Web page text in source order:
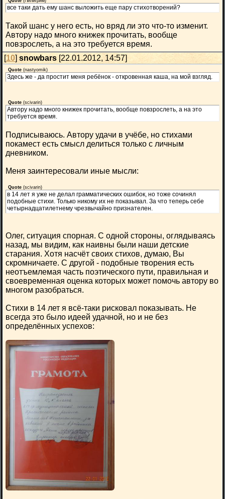
все таки дать ему шанс выложить еще пару стихотворений?
Такой шанс у него есть, но вряд ли это что-то изменит.
Автору надо много книжек прочитать, вообще
повзрослеть, а на это требуется время.
[10]snowbars [22.01.2012, 14:57]
Quote (nastyomik)
Здесь же - да простит меня ребёнок - откровенная каша, на мой взгляд.
Quote (scivarin)
Автору надо много книжек прочитать, вообще повзрослеть, а на это
требуется время.
Подписываюсь. Автору удачи в учёбе, но стихами
покамест есть смысл делиться только с личным
дневником.
Меня заинтересовали иные мысли:
Quote (scivarin)
в 14 лет я уже не делал грамматических ошибок, но тоже сочинял
подобные стихи. Только никому их не показывал. За что теперь себе
четырнадцатилетнему чрезвычайно признателен.
Олег, ситуация спорная. С одной стороны, оглядываясь
назад, мы видим, как наивны были наши детские
старания. Хотя насчёт своих стихов, думаю, Вы
скромничаете. С другой - подобные творения есть
неотъемлемая часть поэтического пути, правильная и
своевременная оценка которых может помочь автору во
многом разобраться.
Стихи в 14 лет я всё-таки рисковал показывать. Не
всегда это было идеей удачной, но и не без
определённых успехов: